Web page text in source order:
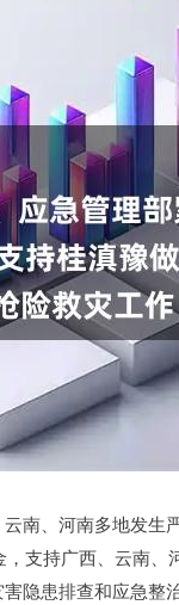
南、河南多地发生
支持广西、云南
隐患排查和应急整
0.93%